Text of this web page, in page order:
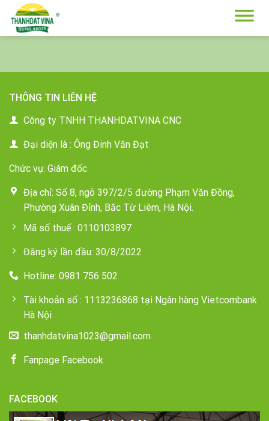
content
THÔNG TIN LIÊN HỆ
Công ty TNHH THANHDATVINA CNC
Đại diện là : Ông Đinh Văn Đạt
Chức vụ: Giám đốc
Địa chỉ: Số 8, ngõ 397/2/5 đường Phạm Văn Đồng,
Phường Xuân Đỉnh, Bắc Từ Liêm, Hà Nội.
Mã số thuế : 0110103897
Đăng ký lần đầu: 30/8/2022
Hotline: 0981 756 502
Tài khoản số : 1113236868 tại Ngân hàng Vietcombank
Hà Nội
thanhdatvina1023@gmail.com
Fanpage Facebook
FACEBOOK